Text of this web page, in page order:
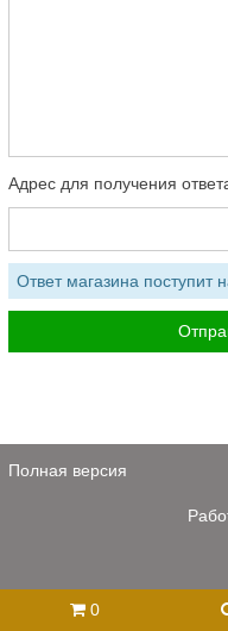
Адрес для получения
Ответ магазина поступит
Полная версия
0